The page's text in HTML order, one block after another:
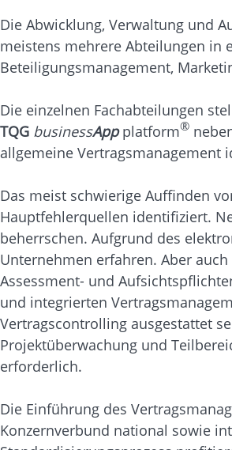
Die Abwicklung, Verwaltung und
meistens mehrere Abteilungen in
Beteiligungsmanagement,
Die einzelnen Fachabteilungen
TQG businessApp platform®
allgemeine Vertragsmanagement
Das meist schwierige Auffinden
Hauptfehlerquellen identifiziert.
beherrschen. Aufgrund des
Unternehmen erfahren. Aber
Assessment- und
und integrierten
Vertragscontrolling ausgestattet
Projektüberwachung und
erforderlich.
Die Einführung des
Konzernverbund national sowie